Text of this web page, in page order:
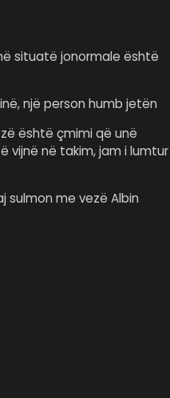
situatë jonormale është
një person humb jetën
është çmimi që unë
në takim, jam i lumtur
sulmon me vezë Albin